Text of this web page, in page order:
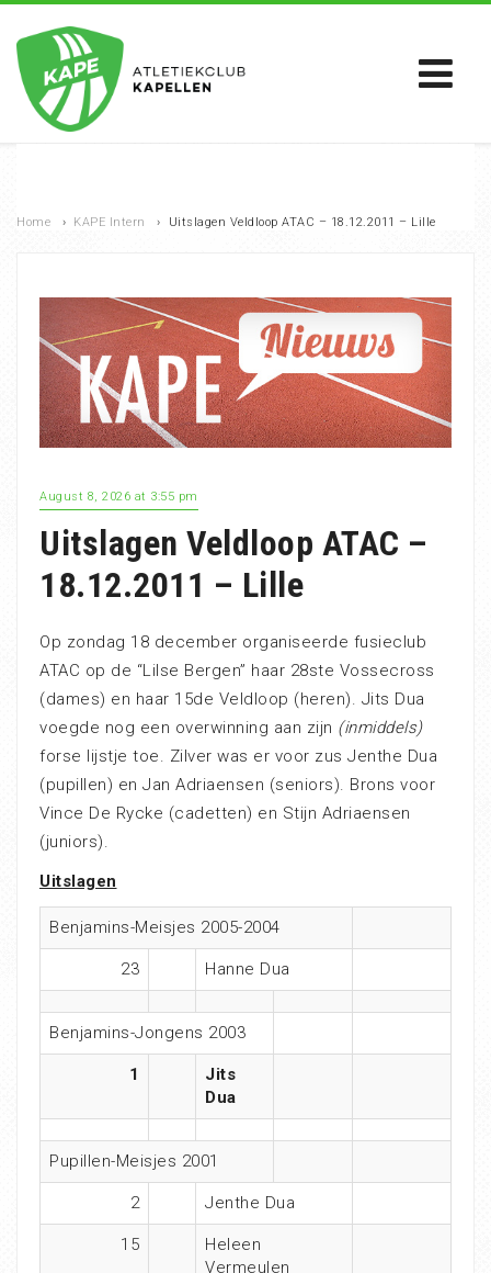
Home › KAPE Intern › Uitslagen Veldloop ATAC – 18.12.2011 – Lille
August 8, 2026 at 3:55 pm
Uitslagen Veldloop ATAC –
18.12.2011 – Lille
Op zondag 18 december organiseerde fusieclub
ATAC op de “Lilse Bergen” haar 28ste Vossecross
(dames) en haar 15de Veldloop (heren). Jits Dua
voegde nog een overwinning aan zijn (inmiddels)
forse lijstje toe. Zilver was er voor zus Jenthe Dua
(pupillen) en Jan Adriaensen (seniors). Brons voor
Vince De Rycke (cadetten) en Stijn Adriaensen
(juniors).
Uitslagen
Benjamins-Meisjes 2005-2004
23 Hanne Dua
Benjamins-Jongens 2003
1
Jits
Dua
Pupillen-Meisjes 2001
2 Jenthe Dua
15
Heleen
Vermeulen